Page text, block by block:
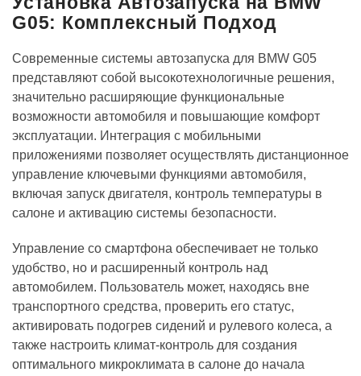
G05: Комплексный Подход
Современные системы автозапуска для BMW G05
представляют собой высокотехнологичные решения,
значительно расширяющие функциональные
возможности автомобиля и повышающие комфорт
эксплуатации. Интеграция с мобильными
приложениями позволяет осуществлять дистанционное
управление ключевыми функциями автомобиля,
включая запуск двигателя, контроль температуры в
салоне и активацию системы безопасности.
Управление со смартфона обеспечивает не только
удобство, но и расширенный контроль над
автомобилем. Пользователь может, находясь вне
транспортного средства, проверить его статус,
активировать подогрев сидений и рулевого колеса, а
также настроить климат-контроль для создания
оптимального микроклимата в салоне до начала